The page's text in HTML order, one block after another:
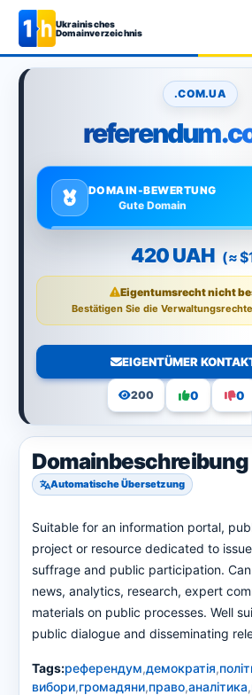
Ukrainisches
Domainverzeichnis
.COM.UA
DOMAIN-BEWERTUNG
Gute Domain
420 UAH (≈
Eigentumsrecht nicht
Bestätigen Sie die
EIGENTÜMER
200 0 0
Domainbeschreibung
Automatische Übersetzung
Suitable for an information portal,
project or resource dedicated to
suffrage and public participation.
news, analytics, research, expert
materials on public processes. Well
public dialogue and disseminating
Tags:референдум,демократія,
вибори,громадяни,право,аналітика,